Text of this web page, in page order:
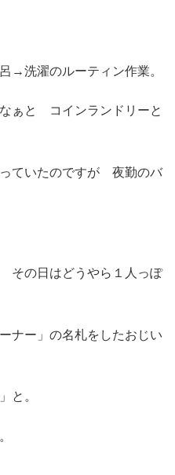
→洗濯のルーティン作業。
ぁと コインランドリーと
ていたのですが 夜勤のバ
その日はどうやら１人っぽ
ナー」の名札をしたおじい
と。